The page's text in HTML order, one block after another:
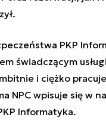
PKP
świadczącym
i ciężko
wpisuje się w
Informatyka.